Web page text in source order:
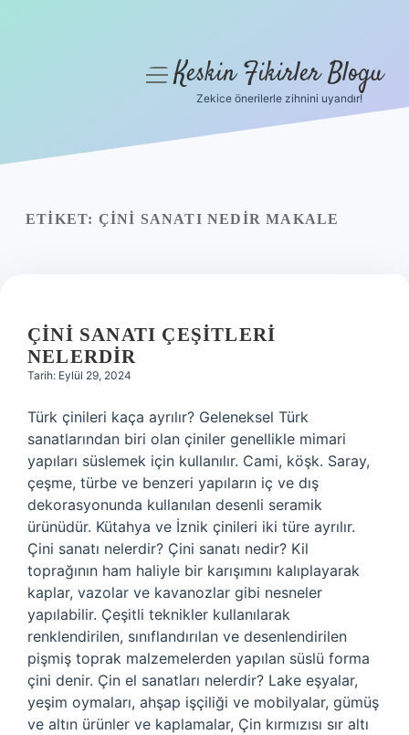
Yasal Uyarı
menüyüKeskin Fikirler Blogu
Zekice önerilerle zihnini uyandır!
ETIKET: ÇINI SANATI NEDIR MAKALE
ÇINI SANATI ÇEŞITLERI
NELERDIR
Tarih: Eylül 29, 2024
Türk çinileri kaça ayrılır? Geleneksel Türk
sanatlarından biri olan çiniler genellikle mimari
yapıları süslemek için kullanılır. Cami, köşk. Saray,
çeşme, türbe ve benzeri yapıların iç ve dış
dekorasyonunda kullanılan desenli seramik
ürünüdür. Kütahya ve İznik çinileri iki türe ayrılır.
Çini sanatı nelerdir? Çini sanatı nedir? Kil
toprağının ham haliyle bir karışımını kalıplayarak
kaplar, vazolar ve kavanozlar gibi nesneler
yapılabilir. Çeşitli teknikler kullanılarak
renklendirilen, sınıflandırılan ve desenlendirilen
pişmiş toprak malzemelerden yapılan süslü forma
çini denir. Çin el sanatları nelerdir? Lake eşyalar,
yeşim oymaları, ahşap işçiliği ve mobilyalar, gümüş
ve altın ürünler ve kaplamalar, Çin kırmızısı sır altı